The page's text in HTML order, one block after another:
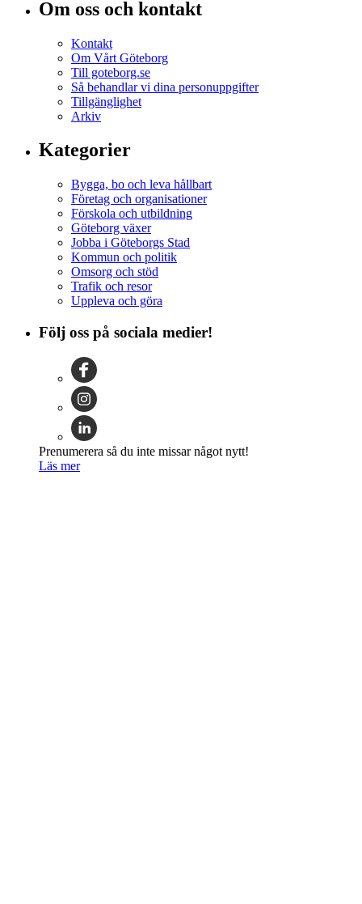
Om oss och kontakt
Kontakt
Om Vårt Göteborg
Till goteborg.se
Så behandlar vi dina personuppgifter
Tillgänglighet
Arkiv
Kategorier
Bygga, bo och leva hållbart
Företag och organisationer
Förskola och utbildning
Göteborg växer
Jobba i Göteborgs Stad
Kommun och politik
Omsorg och stöd
Trafik och resor
Uppleva och göra
Följ oss på sociala medier!
Prenumerera så du inte missar något nytt!
Läs mer